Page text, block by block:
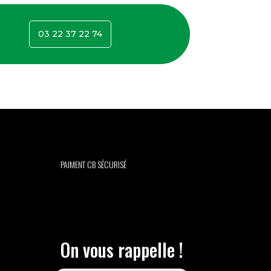
03 22 37 22 74
PAIMENT CB SÉCURISÉ
On vous rappelle !